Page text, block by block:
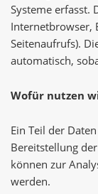
Systeme erfasst.
Internetbrowser,
Seitenaufrufs).
automatisch,
Wofür nutzen
Ein Teil der
Bereitstellung
können zur
werden.